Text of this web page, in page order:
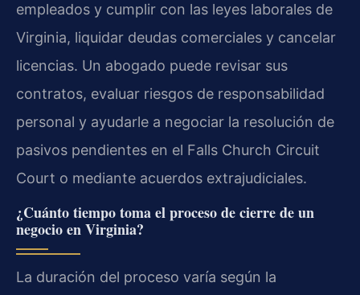
empleados y cumplir con las leyes laborales de
Virginia, liquidar deudas comerciales y cancelar
licencias. Un abogado puede revisar sus
contratos, evaluar riesgos de responsabilidad
personal y ayudarle a negociar la resolución de
pasivos pendientes en el Falls Church Circuit
Court o mediante acuerdos extrajudiciales.
¿Cuánto tiempo toma el proceso de cierre de un
negocio en Virginia?
La duración del proceso varía según la